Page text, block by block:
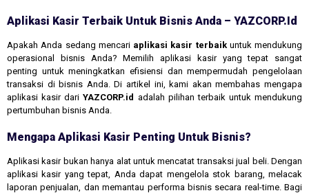
Aplikasi Kasir Terbaik Untuk Bisnis Anda – YAZCORP.id
Apakah Anda sedang mencari aplikasi kasir terbaikuntuk mendukung
operasional bisnis Anda? Memilih aplikasi kasir yang tepat sangat
penting untuk meningkatkan efisiensi dan mempermudah pengelolaan
transaksi di bisnis Anda. Di artikel ini, kami akan membahas mengapa
aplikasi kasir dariYAZCORP.id adalah pilihan terbaik untuk mendukung
pertumbuhan bisnis Anda.
Mengapa Aplikasi Kasir Penting Untuk Bisnis?
Aplikasi kasir bukan hanya alat untuk mencatat transaksi jual beli. Dengan
aplikasi kasir yang tepat, Anda dapat mengelola stok barang, melacak
laporan penjualan, dan memantau performa bisnis secara real-time. Bagi